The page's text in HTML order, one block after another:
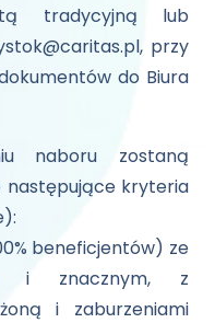
tradycyjną lub
przy
do Biura
naboru zostaną
następujące kryteria
beneficjentów) ze
i znacznym, z
i zaburzeniami